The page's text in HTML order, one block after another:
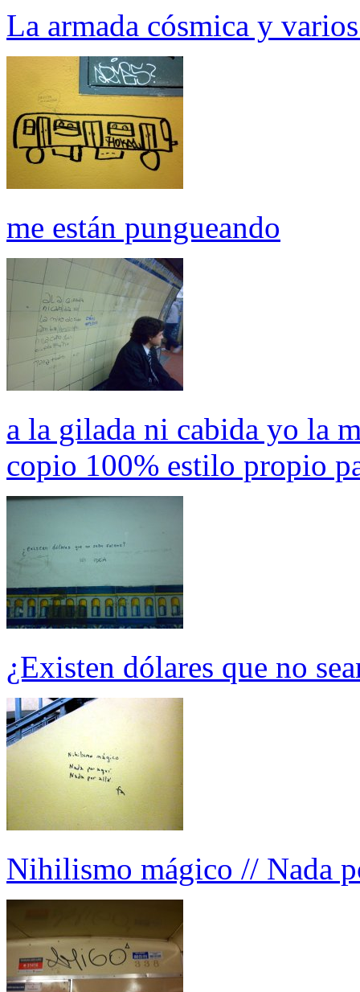
La armada cósmica y
me están pungueando
a la gilada ni cabida yo la
copio 100% estilo propio
¿Existen dólares que no
Nihilismo mágico // Nada